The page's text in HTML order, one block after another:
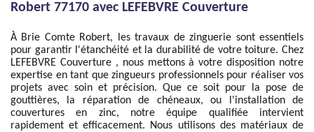
Robert 77170 avec LEFEBVRE Couverture
À Brie Comte Robert, les travaux de zinguerie sont essentiels
pour garantir l'étanchéité et la durabilité de votre toiture. Chez
LEFEBVRE Couverture , nous mettons à votre disposition notre
expertise en tant que zingueurs professionnels pour réaliser vos
projets avec soin et précision. Que ce soit pour la pose de
gouttières, la réparation de chéneaux, ou l'installation de
couvertures en zinc, notre équipe qualifiée intervient
rapidement et efficacement. Nous utilisons des matériaux de